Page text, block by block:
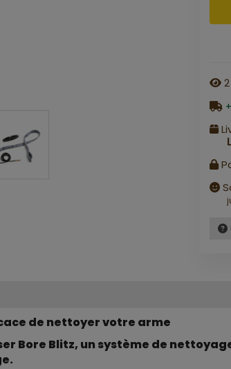
2
de nettoyer votre arme
Bore Blitz, un système de